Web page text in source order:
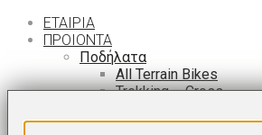
ΕΤΑΙΡΙΑ
ΠΡΟΙΟΝΤΑ
Ποδήλατα
All Terrain Bikes
Trekking – Cross
Βουνού – MTB Hardtail